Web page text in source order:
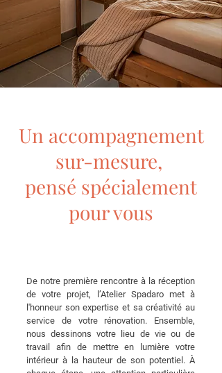
Un accompagnement
sur-mesure,
pensé spécialement
pour vous
De notre première rencontre à la réception
de votre projet, l’Atelier Spadaro met à
l'honneur son expertise et sa créativité au
service de votre rénovation. Ensemble,
nous dessinons votre lieu de vie ou de
travail afin de mettre en lumière votre
intérieur à la hauteur de son potentiel. À